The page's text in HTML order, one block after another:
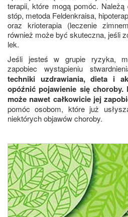
terapii, które mogą pomóc.
stóp, metoda Feldenkraisa,
oraz krioterapia (leczenie
również może być skuteczna, jeśli
lek.
Jeśli jesteś w grupie ryzyka,
zapobiec wystąpieniu
techniki uzdrawiania, dieta i
opóźnić pojawienie się choroby.
może nawet całkowicie jej
pomóc osobom, które już
niektórych objawów choroby.